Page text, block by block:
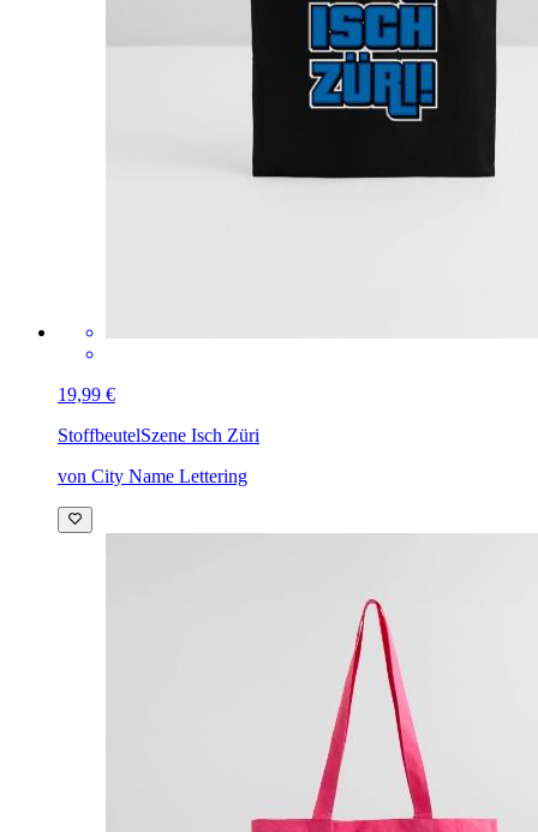
19,99 €
StoffbeutelSzene Isch Züri
von City Name Lettering